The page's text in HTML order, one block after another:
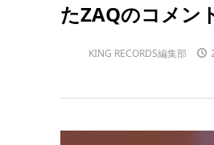
たZAQのコメン
KING RECORDS編集部